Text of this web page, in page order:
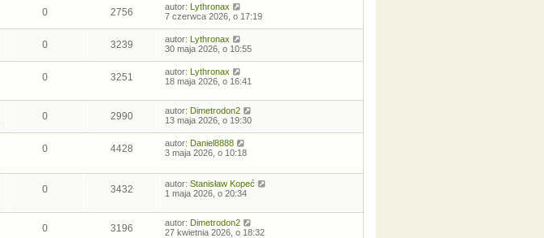
0 2756 autor: Lythronax
7 czerwca 2026, o 17:19
0 3239 autor: Lythronax
30 maja 2026, o 10:55
0 3251 autor: Lythronax
18 maja 2026, o 16:41
0 2990 autor: Dimetrodon2
13 maja 2026, o 19:30
0 4428 autor: Daniel8888
3 maja 2026, o 10:18
0 3432 autor: Stanisław Kopeć
1 maja 2026, o 20:34
0 3196 autor: Dimetrodon2
27 kwietnia 2026, o 18:32